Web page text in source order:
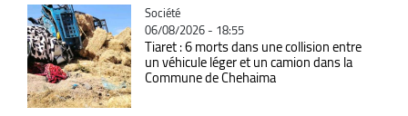
Catégorie
Société
06/08/2026 - 18:55
Tiaret : 6 morts dans une collision entre
un véhicule léger et un camion dans la
Commune de Chehaima